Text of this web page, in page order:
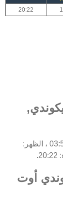
20:22
لهذا اليوم : الفجر: 03:52 ، الظهر:
أوت